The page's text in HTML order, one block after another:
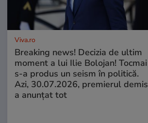
Viva.ro
Breaking news! Decizia de ultim
moment a lui Ilie Bolojan! Tocmai
s-a produs un seism în politică.
Azi, 30.07.2026, premierul demis
a anunțat tot